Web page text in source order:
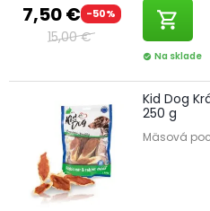
7,50 € -50%
15,00 €
shopping_cart
check_circle Na sklade
Kid Dog
250 g
Mäsová